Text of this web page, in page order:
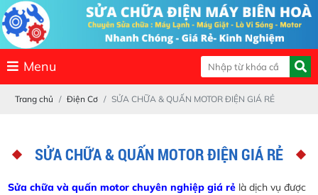
Menu
Trang chủ Điện Cơ SỬA CHỮA & QUẤN MOTOR ĐIỆN GIÁ RẺ
SỬA CHỮA & QUẤN MOTOR ĐIỆN GIÁ RẺ
Sửa chữa và quấn motor chuyên nghiệp giá rẻ là dịch vụ được